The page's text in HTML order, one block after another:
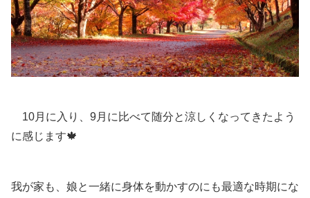
10月に入り、9月に比べて随分と涼しくなってきたよう
に感じます🍁
我が家も、娘と一緒に身体を動かすのにも最適な時期にな